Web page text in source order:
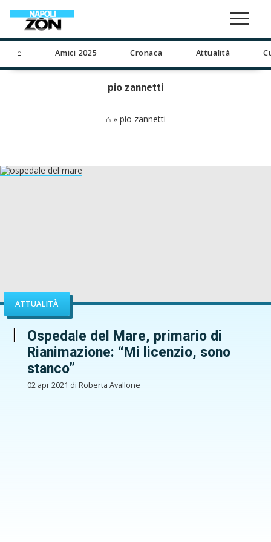
⌂ Amici 2025 Cronaca Attualità
pio zannetti
⌂» pio zannetti
ATTUALITÀ
Ospedale del Mare, primario di
Rianimazione: “Mi licenzio, sono
stanco”
02 apr 2021 di Roberta Avallone